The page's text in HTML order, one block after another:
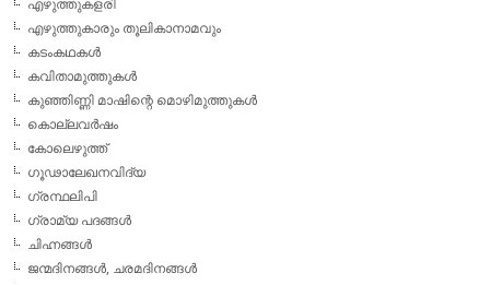
എഴുത്തുകളരി
എഴുത്തുകാരും തൂലികാനാമവും
കടംകഥകള്‍
കവിതാമുത്തുകള്‍
കുഞ്ഞിണ്ണി മാഷിന്റെ മൊഴിമുത്തുകള്‍
കൊല്ലവര്‍ഷം
കോലെഴുത്ത്
ഗൂഢാലേഖനവിദ്യ
ഗ്രന്ഥലിപി
ഗ്രാമ്യ പദങ്ങള്‍
ചിഹ്നങ്ങള്‍
ജന്മദിനങ്ങള്‍, ചരമദിനങ്ങള്‍